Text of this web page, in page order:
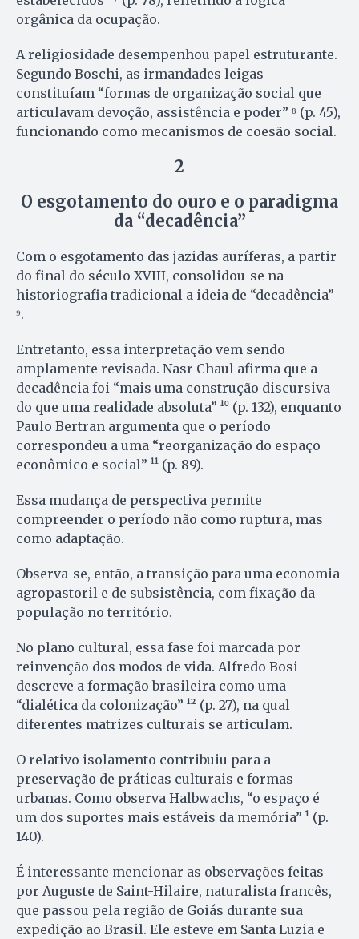
orgânica da ocupação.
A religiosidade desempenhou papel estruturante.
Segundo Boschi, as irmandades leigas
constituíam “formas de organização social que
articulavam devoção, assistência e poder” ⁸ (p. 45),
funcionando como mecanismos de coesão social.
2
O esgotamento do ouro e o paradigma
da “decadência”
Com o esgotamento das jazidas auríferas, a partir
do final do século XVIII, consolidou-se na
historiografia tradicional a ideia de “decadência”
⁹.
Entretanto, essa interpretação vem sendo
amplamente revisada. Nasr Chaul afirma que a
decadência foi “mais uma construção discursiva
do que uma realidade absoluta” ¹⁰ (p. 132), enquanto
Paulo Bertran argumenta que o período
correspondeu a uma “reorganização do espaço
econômico e social” ¹¹ (p. 89).
Essa mudança de perspectiva permite
compreender o período não como ruptura, mas
como adaptação.
Observa-se, então, a transição para uma economia
agropastoril e de subsistência, com fixação da
população no território.
No plano cultural, essa fase foi marcada por
reinvenção dos modos de vida. Alfredo Bosi
descreve a formação brasileira como uma
“dialética da colonização” ¹² (p. 27), na qual
diferentes matrizes culturais se articulam.
O relativo isolamento contribuiu para a
preservação de práticas culturais e formas
urbanas. Como observa Halbwachs, “o espaço é
um dos suportes mais estáveis da memória” ¹ (p.
140).
É interessante mencionar as observações feitas
por Auguste de Saint-Hilaire, naturalista francês,
que passou pela região de Goiás durante sua
expedição ao Brasil. Ele esteve em Santa Luzia e